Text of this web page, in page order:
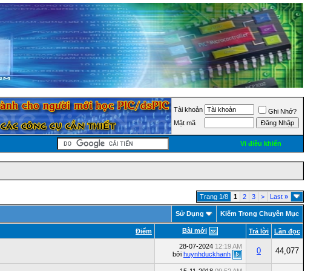
Tài khoản
Ghi Nhớ?
Mật mã
Vi điều khiển
Trang 1/8 1 2 3 > Last »
Sử Dụng Kiếm Trong Chuyên Mục
Ðiểm Bài mới Trả lời Lần đọc
28-07-2024 12:19 AM
bởi huynhduckhanh 0 44,077